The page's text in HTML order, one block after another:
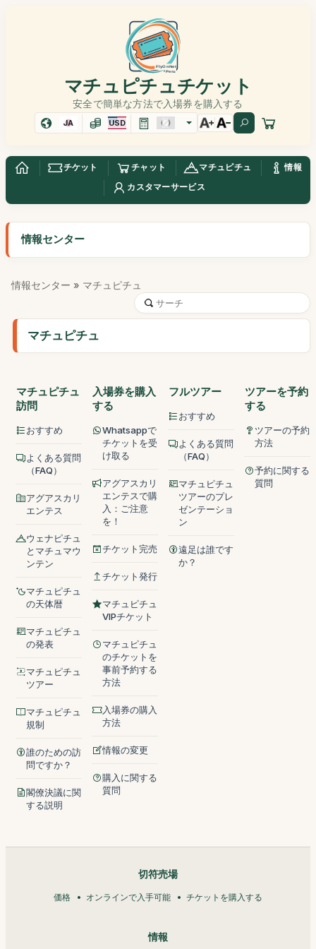
マチュピチュチケット
安全で簡単な方法で入場券を購入する
JA USD
チケット チャット マチュピチュ
情報
カスタマーサービス
情報センター
情報センター » マチュピチュ
マチュピチュ
マチュピチュ
訪問
おすすめ
よくある質問
（FAQ）
アグアスカリ
エンテス
ウェナピチュ
とマチュマウ
ンテン
マチュピチュ
の天体暦
マチュピチュ
の発表
マチュピチュ
ツアー
マチュピチュ
規制
誰のための訪
問ですか？
閣僚決議に関
する説明
入場券を購入
する
Whatsappで
チケットを受
け取る
アグアスカリ
エンテスで購
入：ご注意
を！
チケット完売
チケット発行
マチュピチュ
VIPチケット
マチュピチュ
のチケットを
事前予約する
方法
入場券の購入
方法
情報の変更
購入に関する
質問
フルツアー
おすすめ
よくある質問
（FAQ）
マチュピチュ
ツアーのプレ
ゼンテーショ
ン
遠足は誰です
か？
ツアーを予約
する
ツアーの予約
方法
予約に関する
質問
切符売場
価格 オンラインで入手可能 チケットを購入する
情報